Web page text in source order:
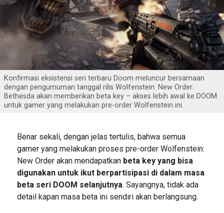
Konfirmasi eksistensi seri terbaru Doom meluncur bersamaan
dengan pengumuman tanggal rilis Wolfenstein: New Order.
Bethesda akan memberikan beta key – akses lebih awal ke DOOM
untuk gamer yang melakukan pre-order Wolfenstein ini.
Benar sekali, dengan jelas tertulis, bahwa semua
gamer yang melakukan proses pre-order Wolfenstein:
New Order akan mendapatkanbeta key yang bisa
digunakan untuk ikut berpartisipasi di dalam masa
beta seri DOOM selanjutnya. Sayangnya, tidak ada
detail kapan masa beta ini sendiri akan berlangsung.